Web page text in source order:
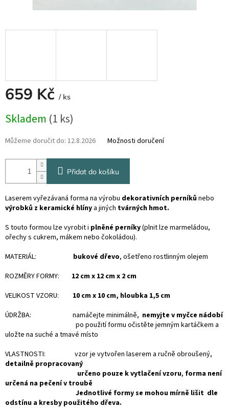
659 Kč / ks
cena:
Skladem (1 ks)
Můžeme doručit do: 12.8.2026 Možnosti doručení
Přidat do košíku
Laserem vyřezávaná forma na výrobu dekorativních perníkůnebo
výrobků z keramické hlíny a jiných tvárných hmot.
S touto formou lze vyrobit i plněné perníky(plnit lze marmeládou,
ořechy s cukrem, mákem nebo čokoládou).
MATERIÁL: bukové dřevo, ošetřeno rostlinným olejem
ROZMĚRY FORMY:
12 cm x 12 cm x 2 cm
VELIKOST VZORU: 10 cm x 10 cm, hloubka 1,5 cm
ÚDRŽBA: namáčejte minimálně, nemyjte v myčce nádobí
po použití formu očistěte jemným kartáčkem a
uložte na suché a tmavé místo
VLASTNOSTI: vzor je vytvořen laserem a ručně obroušený,
detailně propracovaný
určeno pouze k vytlačení vzoru, forma není
určená na pečení v troubě
Jednotlivé formy se mohou mírně lišit dle
odstínu a kresby použitého dřeva.